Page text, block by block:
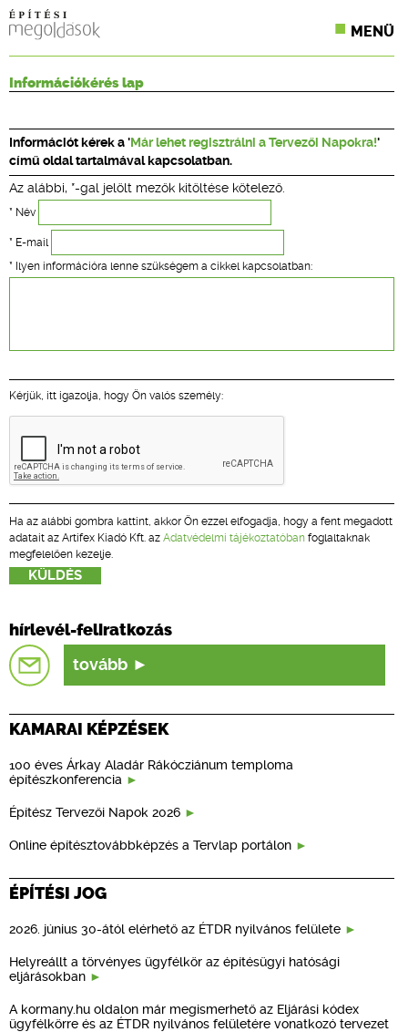
MENÜ
CPR TERMÉKKIÍRÁS
ÉPÍTÉSI JOG
ONLINE KÉPZÉSEK
TERVEZÉSI SEGÉDLETEK
Információkérés lap
Információt kérek a ' Már lehet regisztrálni a Tervezői Napokra!'
című oldal tartalmával kapcsolatban.
Az alábbi, *-gal jelölt mezők kitöltése kötelező.
* Név
* E-mail
* Ilyen információra lenne szükségem a cikkel kapcsolatban:
Kérjük, itt igazolja, hogy Ön valós személy:
Ha az alábbi gombra kattint, akkor Ön ezzel elfogadja, hogy a fent megadott
adatait az Artifex Kiadó Kft. az Adatvédelmi tájékoztatóban foglaltaknak
megfelelően kezelje.
hírlevél-feliratkozás
tovább
KAMARAI KÉPZÉSEK
100 éves Árkay Aladár Rákócziánum temploma
építészkonferencia
Építész Tervezői Napok 2026
Online építésztovábbképzés a Tervlap portálon
ÉPÍTÉSI JOG
2026. június 30-ától elérhető az ÉTDR nyilvános felülete
Helyreállt a törvényes ügyfélkör az építésügyi hatósági
eljárásokban
A kormany.hu oldalon már megismerhető az Eljárási kódex
ügyfélkörre és az ÉTDR nyilvános felületére vonatkozó tervezet